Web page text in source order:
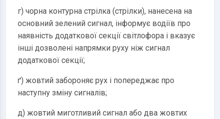
г) чорна контурна стрілка (стрілки), нанесена на
основний зелений сигнал, інформує водіїв про
наявність додаткової секції світлофора і вказує
інші дозволені напрямки руху ніж сигнал
додаткової секції;
ґ) жовтий забороняє рух і попереджає про
наступну зміну сигналів;
д) жовтий миготливий сигнал або два жовтих